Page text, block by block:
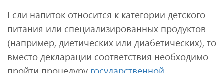
Если напиток относится к категории детского
питания или специализированных продуктов
(например, диетических или диабетических), то
вместо декларации соответствия необходимо
пройти процедуру государственной